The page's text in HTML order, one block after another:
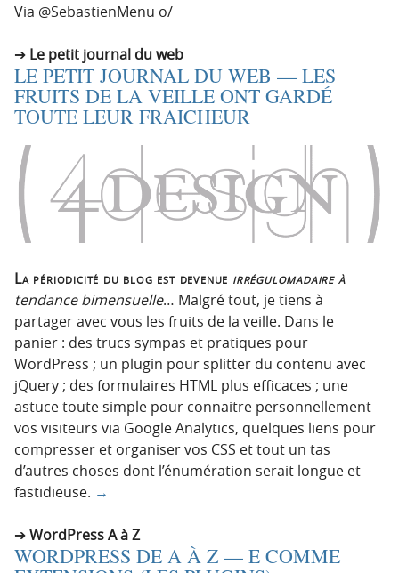
Via @SebastienMenu o/
Le petit journal du web
LE PETIT JOURNAL DU WEB — LES
FRUITS DE LA VEILLE ONT GARDÉ
TOUTE LEUR FRAICHEUR
La périodicité du blog est devenue irrégulomadaire à
tendance bimensuelle… Malgré tout, je tiens à
partager avec vous les fruits de la veille. Dans le
panier : des trucs sympas et pratiques pour
WordPress ; un plugin pour splitter du contenu avec
jQuery ; des formulaires HTML plus efficaces ; une
astuce toute simple pour connaitre personnellement
vos visiteurs via Google Analytics, quelques liens pour
compresser et organiser vos CSS et tout un tas
d’autres choses dont l’énumération serait longue et
fastidieuse. →
WordPress A à Z
WORDPRESS DE A À Z — E COMME